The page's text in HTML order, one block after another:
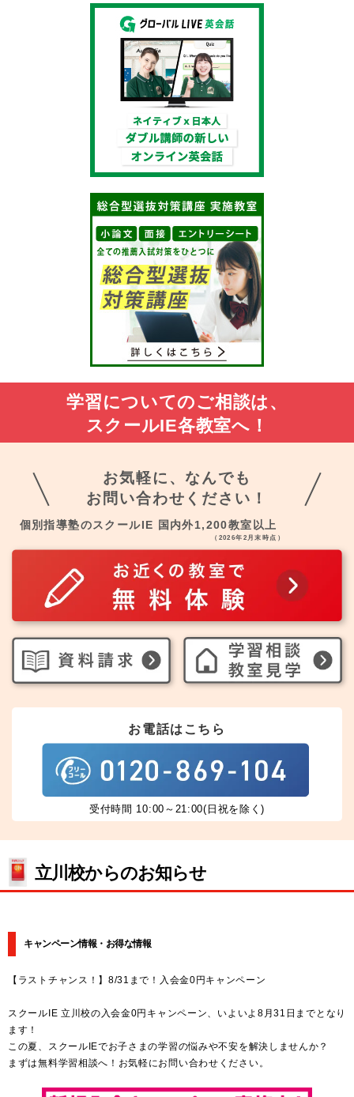
学習についてのご相談は、
スクールIE各教室へ！
お気軽に、なんでも
お問い合わせください！
個別指導塾のスクールIE 国内外1,200教室以上
（2026年2月末時点）
お電話はこちら
受付時間 10:00～21:00(日祝を除く)
立川校からのお知らせ
キャンペーン情報・お得な情報
【ラストチャンス！】8/31まで！入会金0円キャンペーン
スクールIE 立川校の入会金0円キャンペーン、いよいよ8月31日までとなり
ます！
この夏、スクールIEでお子さまの学習の悩みや不安を解決しませんか？
まずは無料学習相談へ！お気軽にお問い合わせください。